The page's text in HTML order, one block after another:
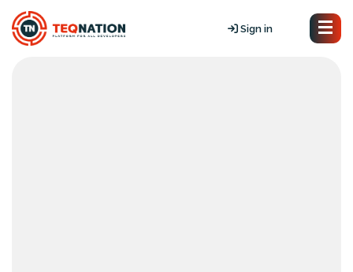
Sign in